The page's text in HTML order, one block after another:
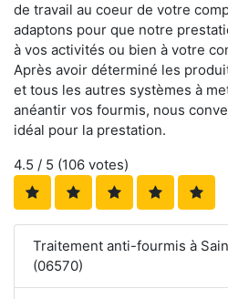
de travail au coeur de votre
adaptons pour que notre
à vos activités ou bien à votre
Après avoir déterminé les
et tous les autres systèmes à
anéantir vos fourmis, nous
idéal pour la prestation.
4.5 / 5 (106 votes)
Traitement anti-fourmis à
(06570)